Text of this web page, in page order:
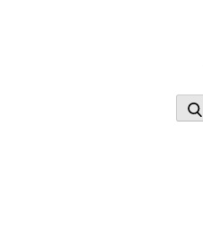
Search